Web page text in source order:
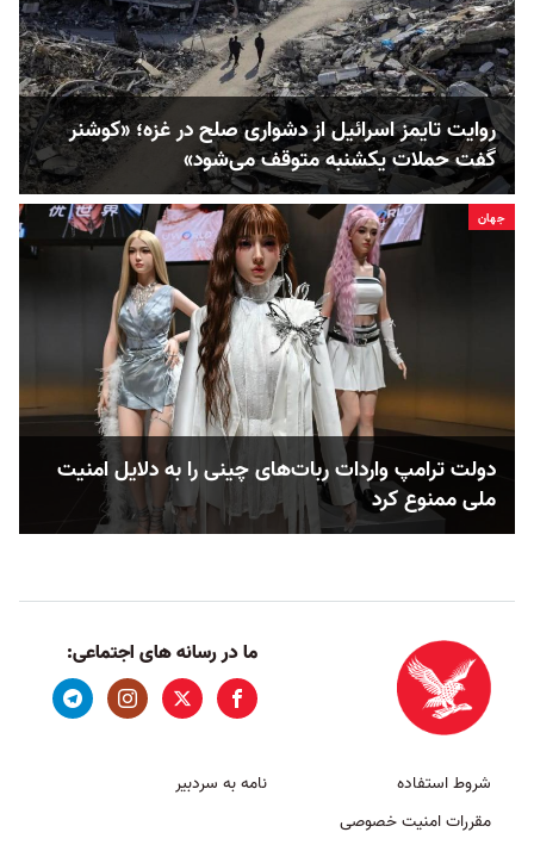
روایت تایمز اسرائیل از دشواری صلح در غزه؛ «کوشنر
گفت حملات یکشنبه متوقف می‌شود»
جهان
دولت ترامپ واردات ربات‌های چینی را به دلایل امنیت
ملی ممنوع کرد
ما در رسانه های اجتماعی:
شروط استفاده
مقررات امنیت خصوصی
نامه به سردبیر